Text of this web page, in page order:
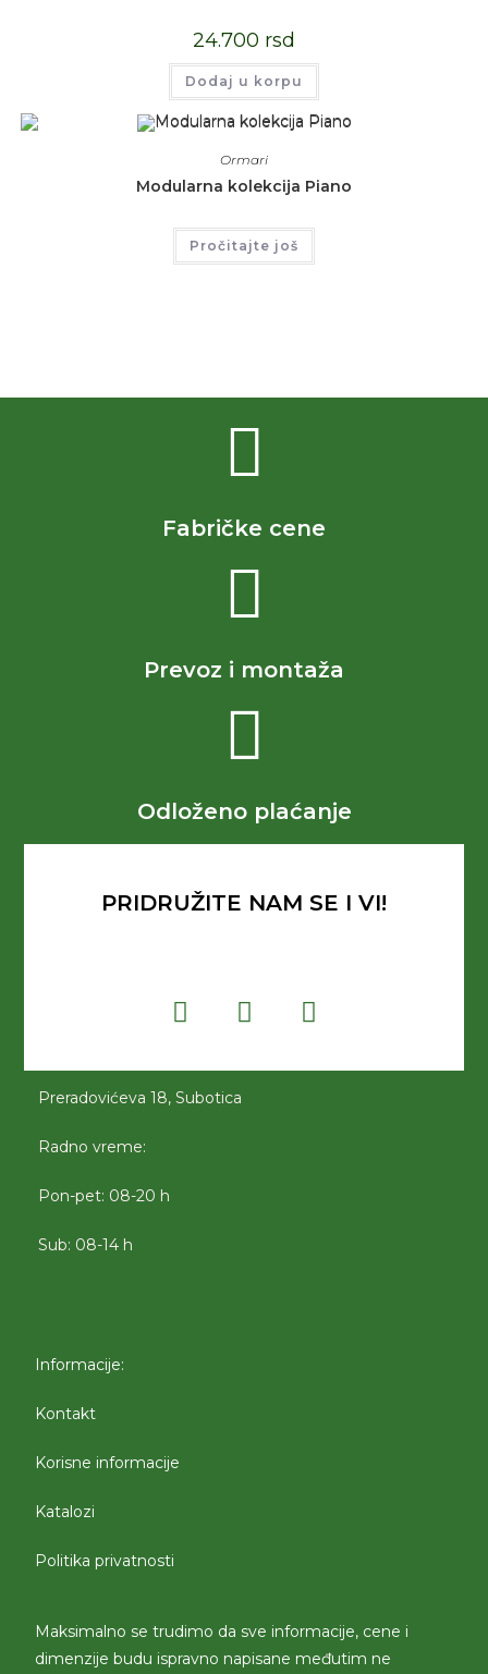
24.700 rsd
Dodaj u korpu
Ormari
Modularna kolekcija Piano
Pročitajte još
Fabričke cene
Prevoz i montaža
Odloženo plaćanje
PRIDRUŽITE NAM SE I VI!
Preradovićeva 18, Subotica
Radno vreme:
Pon-pet: 08-20 h
Sub: 08-14 h
Informacije:
Kontakt
Korisne informacije
Katalozi
Politika privatnosti
Maksimalno se trudimo da sve informacije, cene i
dimenzije budu ispravno napisane međutim ne